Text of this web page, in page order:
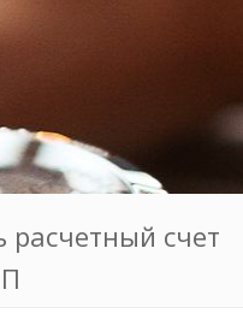
расчетный счет